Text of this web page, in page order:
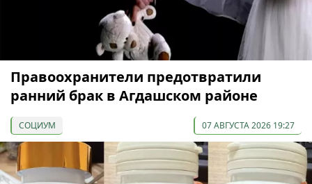
Правоохранители предотвратили
ранний брак в Агдашском районе
СОЦИУМ 07 АВГУСТА 2026 19:27